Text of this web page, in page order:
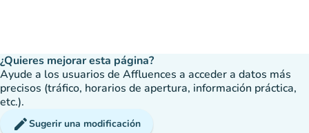
¿Quieres mejorar esta página?
Ayude a los usuarios de Affluences a acceder a datos más
precisos (tráfico, horarios de apertura, información práctica,
etc.).
editSugerir una modificación